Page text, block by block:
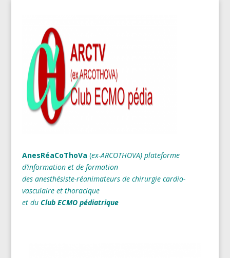
AnesRéaCoThoVa (ex-ARCOTHOVA) plateforme
d’information et de formation
des anesthésiste-réanimateurs de chirurgie cardio-
vasculaire et thoracique
et du Club ECMO pédiatrique